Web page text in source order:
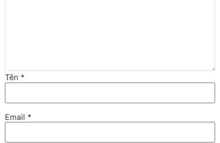
Tên *
Email *